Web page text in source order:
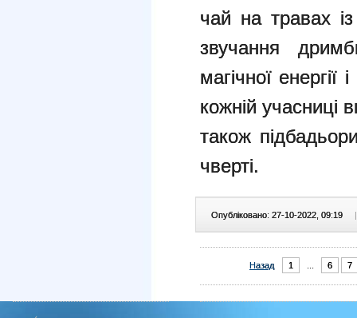
чай на травах із
звучання
магічної
кожній учасниці
також
чверті.
Опубліковано: 27-10-2022, 09:19 |
Назад 1 6 7